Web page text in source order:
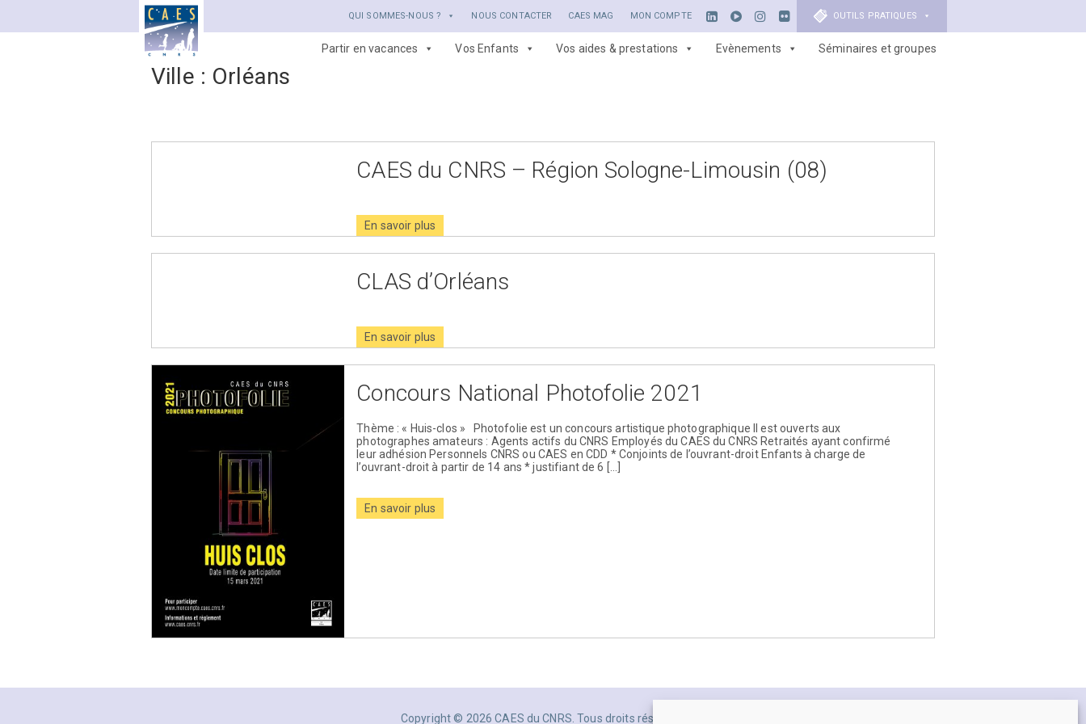
QUI SOMMES-NOUS ? NOUS CONTACTER CAES MAG MON COMPTE OUTILS PRATIQUES
Partir en vacances Vos Enfants Vos aides & prestations Evènements Séminaires et groupes
Ville : Orléans
CAES du CNRS – Région Sologne-Limousin (08)
En savoir plus
CLAS d’Orléans
En savoir plus
Concours National Photofolie 2021
Thème : « Huis-clos » Photofolie est un concours artistique photographique Il est ouverts aux
photographes amateurs : Agents actifs du CNRS Employés du CAES du CNRS Retraités ayant confirmé
leur adhésion Personnels CNRS ou CAES en CDD * Conjoints de l’ouvrant-droit Enfants à charge de
l’ouvrant-droit à partir de 14 ans * justifiant de 6 […]
En savoir plus
Copyright © 2026 CAES du CNRS. Tous droits réservés.